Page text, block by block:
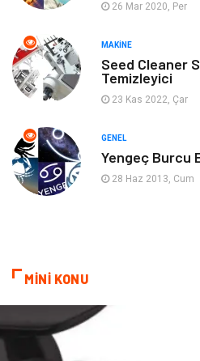
Ev İşleri
Gençlik & Eğlence
Mobilya
Evlilik Rehberi
Astroloji
Sigorta
26 Mar 2020, Per
MAKINE
Seed Cleaner
Temizleyici
23 Kas 2022, Çar
GENEL
Yengeç Burcu
28 Haz 2013, Cum
MİNİ KONU